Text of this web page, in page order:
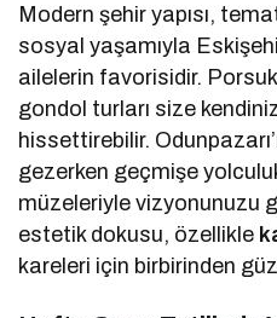
Modern şehir yapısı,
sosyal yaşamıyla
ailelerin favorisidir. Porsuk
gondol turları size
hissettirebilir.
gezerken geçmişe
müzeleriyle vizyonunuzu
estetik dokusu, özellikle
kareleri için birbirinden